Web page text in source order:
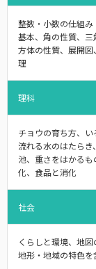
整数・小数の仕組
基本、角の性質、
方体の性質、展開
理
理科
チョウの育ち方、い
流れる水のはたら
池、重さをはかる
化、食品と消化
社会
くらしと環境、地
地形・地域の特色